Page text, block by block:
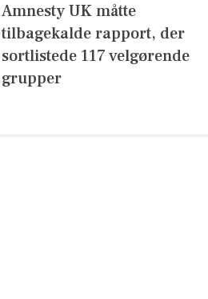
Amnesty UK måtte
tilbagekalde rapport, der
sortlistede 117 velgørende
grupper